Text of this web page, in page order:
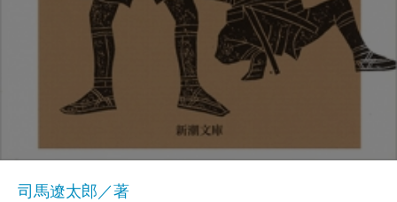
司馬遼太郎／著